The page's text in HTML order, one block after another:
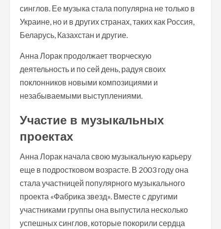
синглов. Ее музыка стала популярна не только в
Украине, но и в других странах, таких как Россия,
Беларусь, Казахстан и другие.
Анна Лорак продолжает творческую
деятельность и по сей день, радуя своих
поклонников новыми композициями и
незабываемыми выступлениями.
Участие в музыкальных
проектах
Анна Лорак начала свою музыкальную карьеру
еще в подростковом возрасте. В 2003 году она
стала участницей популярного музыкального
проекта «Фабрика звезд». Вместе с другими
участниками группы она выпустила несколько
успешных синглов, которые покорили сердца